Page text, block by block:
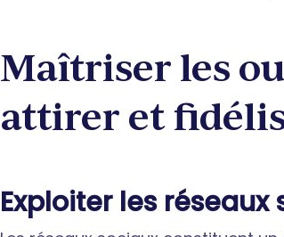
Maîtriser les
attirer et
Exploiter les